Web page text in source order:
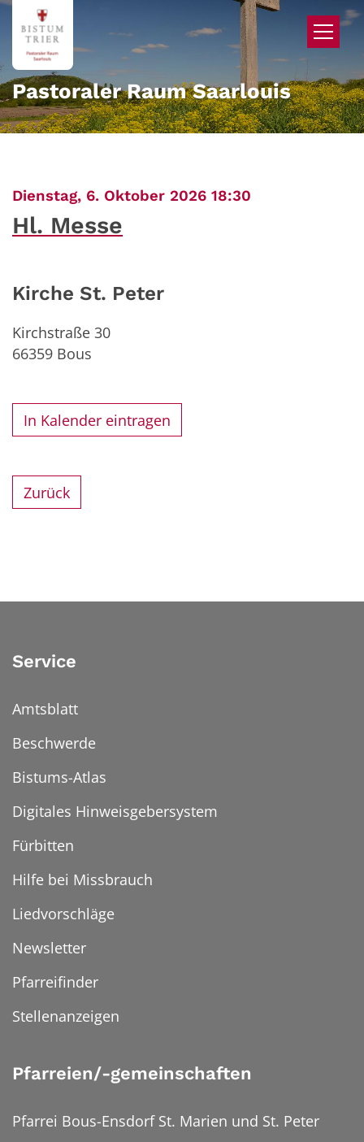
Zum Inhalt springen
Pastoraler Raum Saarlouis
Dienstag, 6. Oktober 2026 18:30
Hl. Messe
Kirche St. Peter
Kirchstraße 30
66359 Bous
In Kalender eintragen
Zurück
Service
Amtsblatt
Beschwerde
Bistums-Atlas
Digitales Hinweisgebersystem
Fürbitten
Hilfe bei Missbrauch
Liedvorschläge
Newsletter
Pfarreifinder
Stellenanzeigen
Pfarreien/-gemeinschaften
Pfarrei Bous-Ensdorf St. Marien und St. Peter